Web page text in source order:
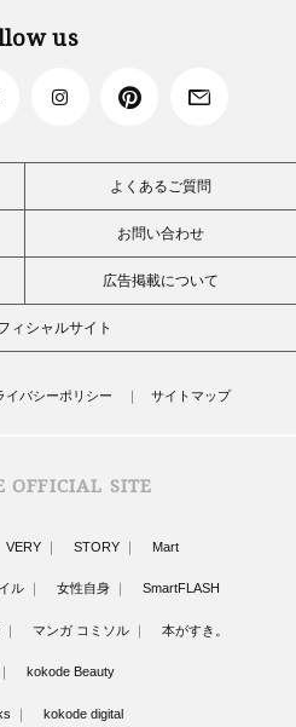
us
よくあるご質問
お問い合わせ
広告掲載について
ィシャルサイト
イバシーポリシー サイトマップ
OFFICIAL SITE
VERY STORY Mart
ル 女性自身 SmartFLASH
マンガ コミソル 本がすき。
kokode Beauty
kokode digital